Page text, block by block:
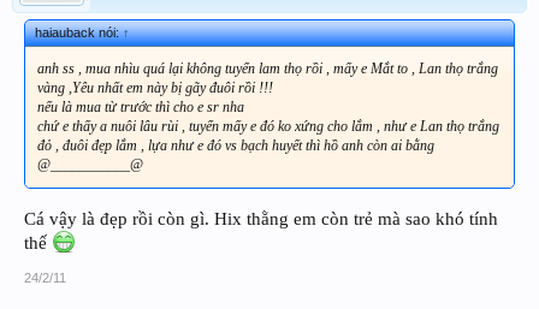
haiauback nói:↑
anh ss , mua nhìu quá lại không tuyển lam thọ rồi , mấy e Mắt to , Lan thọ trắng
vàng ,Yêu nhất em này bị gãy đuôi rồi !!!
nếu là mua từ trước thì cho e sr nha
chứ e thấy a nuôi lâu rùi , tuyển mấy e đó ko xứng cho lắm , như e Lan thọ trắng
đỏ , đuôi đẹp lắm , lựa như e đó vs bạch huyết thì hồ anh còn ai bằng
@___________@
Cá vậy là đẹp rồi còn gì. Hix thằng em còn trẻ mà sao khó tính
thế
24/2/11